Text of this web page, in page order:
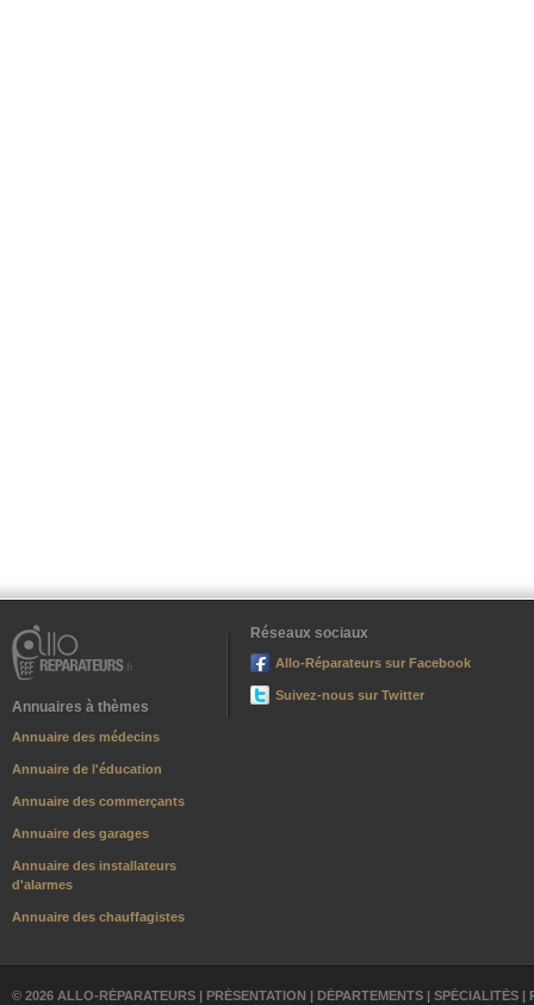
Annuaires à thèmes
Annuaire des médecins
Annuaire de l'éducation
Annuaire des commerçants
Annuaire des garages
Annuaire des installateurs
d'alarmes
Annuaire des chauffagistes
Réseaux sociaux
Allo-Réparateurs sur Facebook
Suivez-nous sur Twitter
© 2026 ALLO-RÉPARATEURS | PRÉSENTATION | DÉPARTEMENTS | SPÉCIALITÉS |